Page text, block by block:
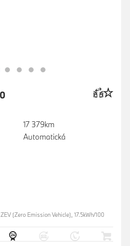
17 379km
Automatická
(Zero Emission Vehicle), 17.5kWh/100